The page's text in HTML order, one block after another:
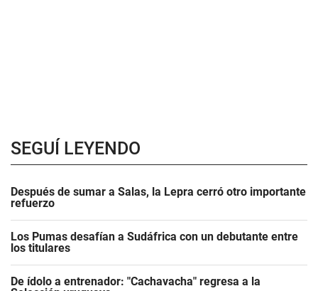
SEGUÍ LEYENDO
Después de sumar a Salas, la Lepra cerró otro importante
refuerzo
Los Pumas desafían a Sudáfrica con un debutante entre
los titulares
De ídolo a entrenador: "Cachavacha" regresa a la